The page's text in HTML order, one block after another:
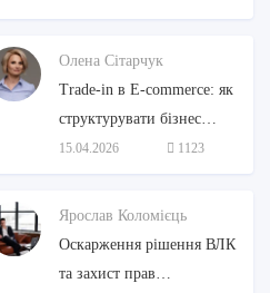
декларація?
Олена Сітарчук
Trade-in в E-commerce: як
структурувати бізнес
вживаної техніки та не
«згоріти» на податках
15.04.2026 1123
Ярослав Коломієць
Оскарження рішення ВЛК
та захист прав